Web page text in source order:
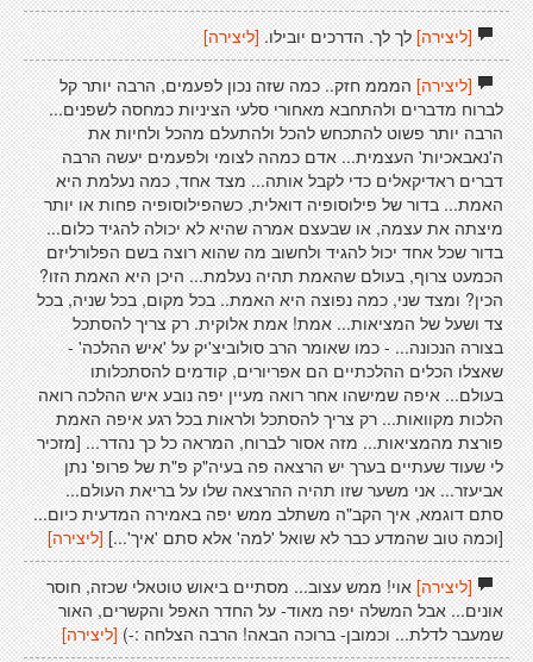
[ליצירה]לך לך. הדרכים יובילו. [ליצירה]
[ליצירה]המממ חזק.. כמה שזה נכון לפעמים, הרבה יותר קל
לברוח מדברים ולהתחבא מאחורי סלעי הציניות כמחסה לשפנים...
הרבה יותר פשוט להתכחש להכל ולהתעלם מהכל ולחיות את
ה'נאבאכיות' העצמית... אדם כמהה לצומי ולפעמים יעשה הרבה
דברים ראדיקאלים כדי לקבל אותה... מצד אחד, כמה נעלמת היא
האמת... בדור של פילוסופיה דואלית, כשהפילוסופיה פחות או יותר
מיצתה את עצמה, או שבעצם אמרה שהיא לא יכולה להגיד כלום...
בדור שכל אחד יכול להגיד ולחשוב מה שהוא רוצה בשם הפלורליזם
הכמעט צרוף, בעולם שהאמת תהיה נעלמת... היכן היא האמת הזו?
הכין? ומצד שני, כמה נפוצה היא האמת.. בכל מקום, בכל שניה, בכל
צד ושעל של המציאות... אמת! אמת אלוקית. רק צריך להסתכל
בצורה הנכונה... - כמו שאומר הרב סולוביצ'יק על 'איש ההלכה' -
שאצלו הכלים ההלכתיים הם אפריורים, קודמים להסתכלותו
בעולם... איפה שמישהו אחר רואה מעיין יפה נובע איש ההלכה רואה
הלכות מקוואות... רק צריך להסתכל ולראות בכל רגע איפה האמת
פורצת מהמציאות... מזה אסור לברוח, המראה כל כך נהדר... [מזכיר
לי שעוד שעתיים בערך יש הרצאה פה בעיה"ק פ"ת של פרופ' נתן
אביעזר... אני משער שזו תהיה ההרצאה שלו על בריאת העולם...
סתם דוגמא, איך הקב"ה משתלב ממש יפה באמירה המדעית כיום...
[וכמה טוב שהמדע כבר לא שואל 'למה' אלא סתם 'איך'...] [ליצירה]
[ליצירה]אוי! ממש עצוב... מסתיים ביאוש טוטאלי שכזה, חוסר
אונים... אבל המשלה יפה מאוד- על החדר האפל והקשרים, האור
שמעבר לדלת... וכמובן- ברוכה הבאה! הרבה הצלחה :-)[ליצירה]